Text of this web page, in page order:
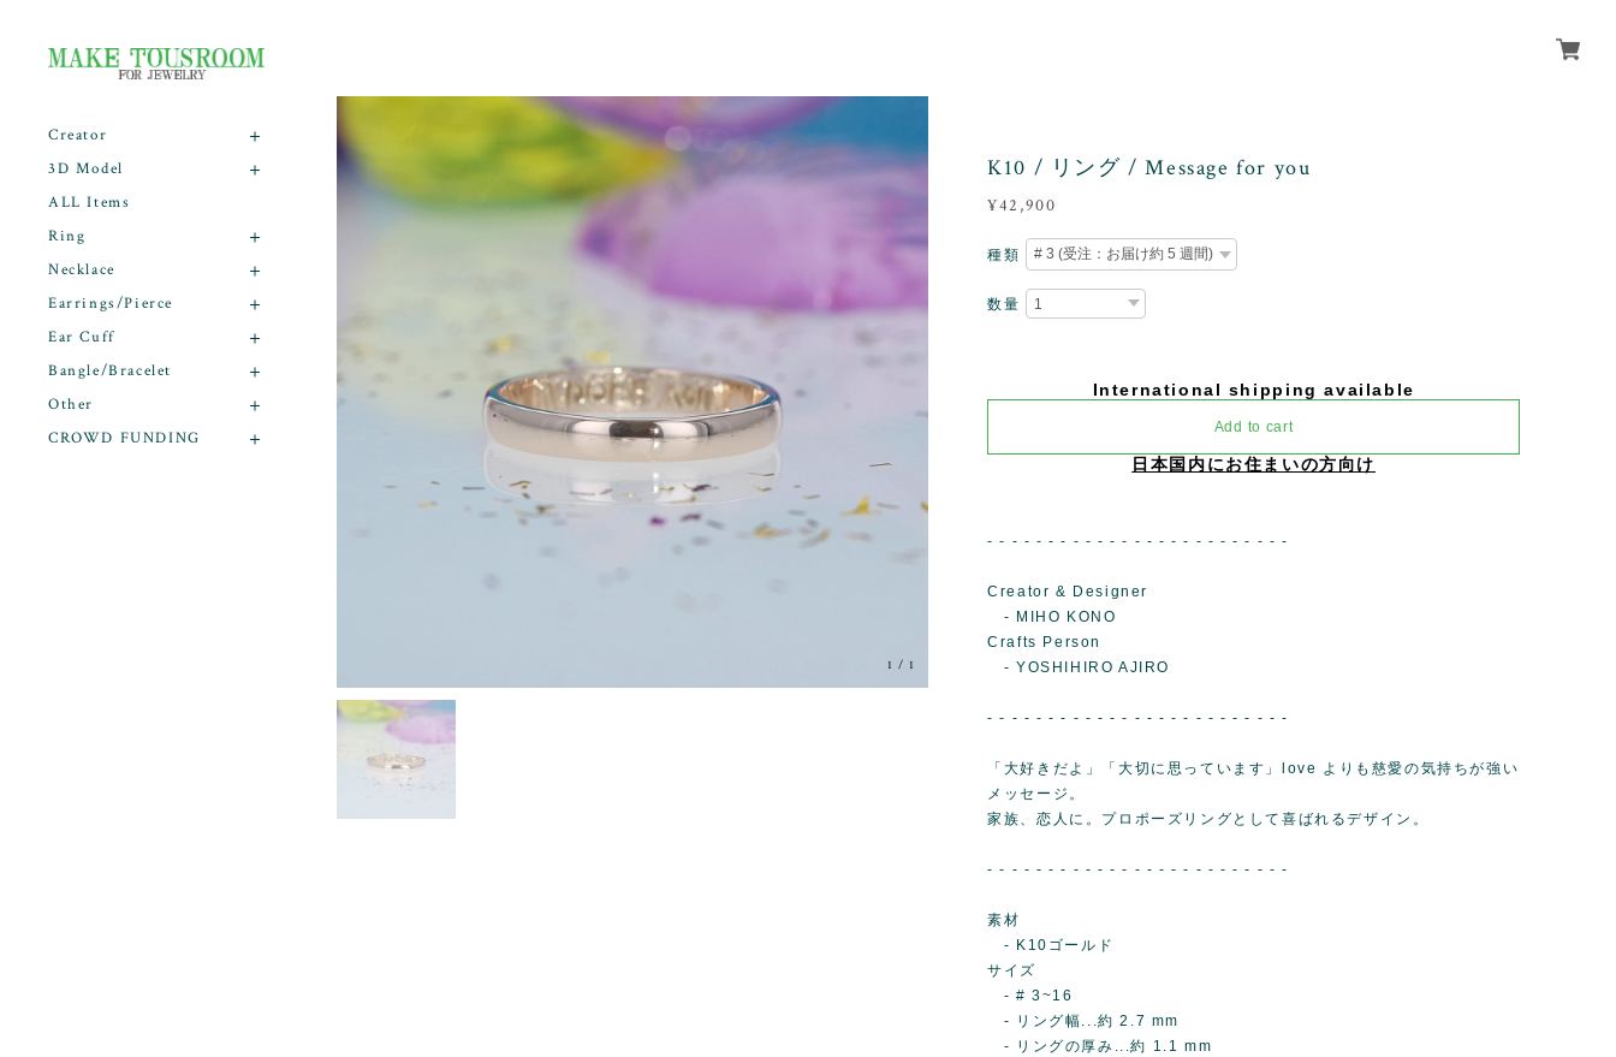
Creator
3D Model
ALL Items
Ring
Necklace
Earrings/Pierce
Ear Cuff
Bangle/Bracelet
Other
CROWD FUNDING
1 /1
K10 / リング / Message for you
¥42,900
種類
数量
International shipping available
Add to cart
日本国内にお住まいの方向け
- - - - - - - - - - - - - - - - - - - - - - - - -
Creator & Designer
- MIHO KONO
Crafts Person
- YOSHIHIRO AJIRO
- - - - - - - - - - - - - - - - - - - - - - - - -
「大好きだよ」「大切に思っています」love よりも慈愛の気持ちが強い
メッセージ。
家族、恋人に。プロポーズリングとして喜ばれるデザイン。
- - - - - - - - - - - - - - - - - - - - - - - - -
素材
- K10ゴールド
サイズ
- # 3~16
- リング幅...約 2.7 mm
- リングの厚み...約 1.1 mm